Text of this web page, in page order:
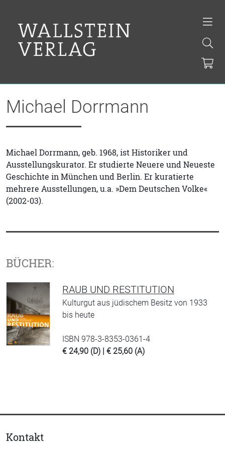
Michael Dorrmann
Michael Dorrmann, geb. 1968, ist Historiker und
Ausstellungskurator. Er studierte Neuere und Neueste
Geschichte in München und Berlin. Er kuratierte
mehrere Ausstellungen, u.a. »Dem Deutschen Volke«
(2002-03).
BÜCHER:
RAUB UND RESTITUTION
Kulturgut aus jüdischem Besitz von 1933
bis heute
ISBN 978-3-8353-0361-4
€ 24,90 (D) | € 25,60 (A)
Kontakt